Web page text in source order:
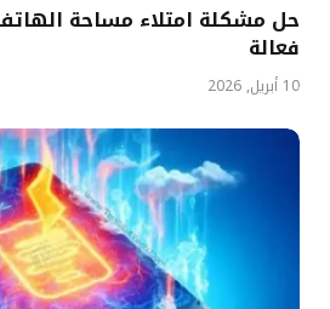
حل مشكلة امتلاء مساحة
فعالة
10 أبريل, 2026